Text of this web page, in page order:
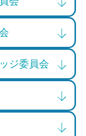
ジ委員会